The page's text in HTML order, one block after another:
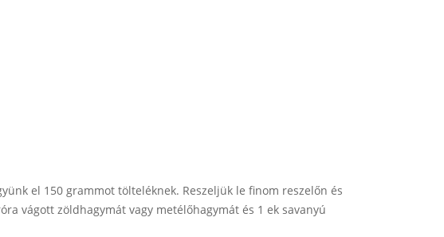
el 150 grammot tölteléknek. Reszeljük le finom reszelőn és
vágott zöldhagymát vagy metélőhagymát és 1 ek savanyú